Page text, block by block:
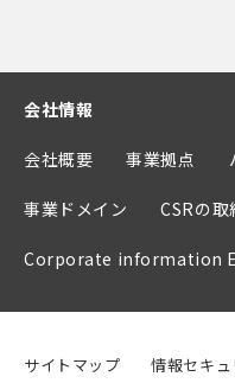
会社情報
会社概要 事業拠点
事業ドメイン CSRの取
Corporate information
サイトマップ
情報セキ